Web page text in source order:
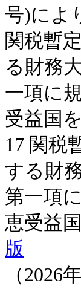
号)によ
関税暫
る財務
一項に
受益国
17 関税
する財
第一項
恵受益
版
（2026